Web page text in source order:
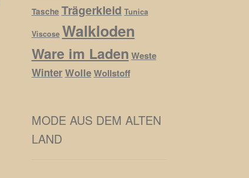
Tasche Trägerkleid Tunica
Viscose Walkloden
Ware im Laden Weste
WinterWolleWollstoff
MODE AUS DEM ALTEN
LAND